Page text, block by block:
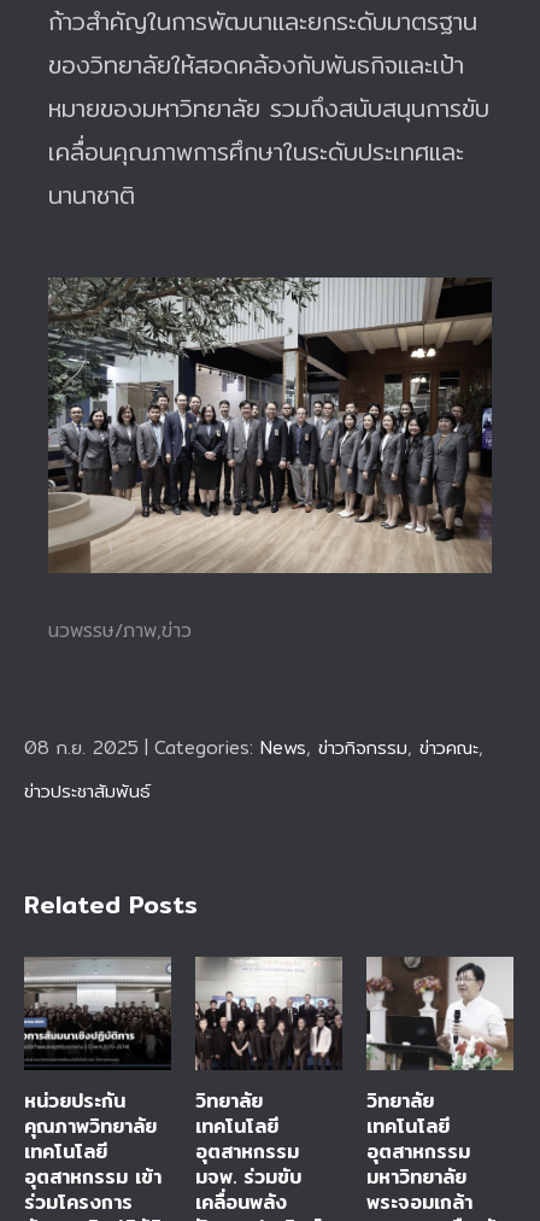
ก้าวสำคัญในการพัฒนาและยกระดับมาตรฐาน
ของวิทยาลัยให้สอดคล้องกับพันธกิจและเป้า
หมายของมหาวิทยาลัย รวมถึงสนับสนุนการขับ
เคลื่อนคุณภาพการศึกษาในระดับประเทศและ
นานาชาติ
นวพรรษ/ภาพ,ข่าว
08 ก.ย. 2025 | Categories: News, ข่าวกิจกรรม, ข่าวคณะ,
ข่าวประชาสัมพันธ์
Related Posts
หน่วยประกัน
คุณภาพวิทยาลัย
เทคโนโลยี
อุตสาหกรรม เข้า
ร่วมโครงการ
วิทยาลัย
เทคโนโลยี
อุตสาหกรรม
มจพ. ร่วมขับ
เคลื่อนพลัง
วิทยาลัย
เทคโนโลยี
อุตสาหกรรม
มหาวิทยาลัย
พระจอมเกล้า